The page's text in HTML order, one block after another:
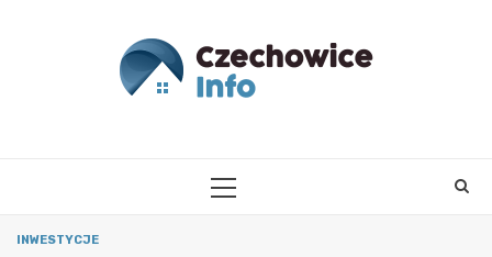
PRIMARY
INWESTYCJE